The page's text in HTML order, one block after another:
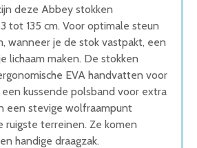
deze Abbey stokken
tot 135 cm. Voor optimale steun
wanneer je de stok vastpakt, een
lichaam maken. De stokken
EVA handvatten voor
kussende polsband voor extra
een stevige wolfraampunt
ruigste terreinen. Ze komen
handige draagzak.